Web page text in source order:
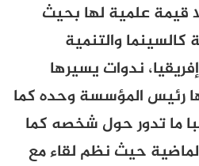
قيمة علمية لها بحيث
والتنمية
ندوات يسيرها
رئيس المؤسسة وحده كما
ما تدور حول شخصه كما
حيث نظم لقاء مع